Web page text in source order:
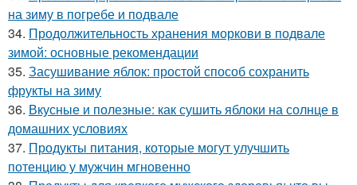
на зиму в погребе и подвале
34. Продолжительность хранения моркови в подвале
зимой: основные рекомендации
35. Засушивание яблок: простой способ сохранить
фрукты на зиму
36. Вкусные и полезные: как сушить яблоки на солнце в
домашних условиях
37. Продукты питания, которые могут улучшить
потенцию у мужчин мгновенно